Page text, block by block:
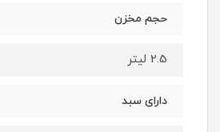
حجم مخزن
2.5 لیتر
دارای سبد